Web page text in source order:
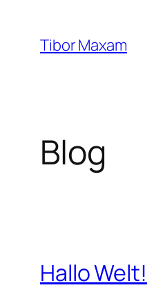
Inhalt
springen
Tibor Maxam
Blog
Hallo Welt!